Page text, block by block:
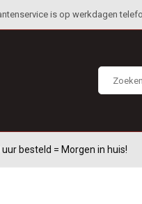
is op werkdagen
besteld = Morgen in huis!